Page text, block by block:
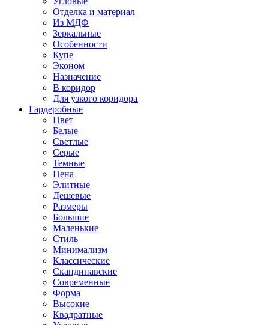
Отделка и материал
Из МДФ
Зеркальные
Особенности
Купе
Эконом
Назначение
В коридор
Для узкого коридора
Гардеробные
Цвет
Белые
Светлые
Серые
Темные
Цена
Элитные
Дешевые
Размеры
Большие
Маленькие
Стиль
Минимализм
Классические
Скандинавские
Современные
Форма
Высокие
Квадратные